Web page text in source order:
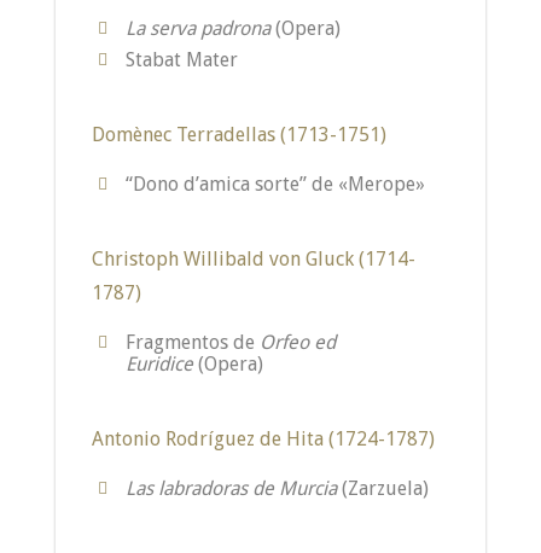
La serva padrona(Opera)
Stabat Mater
Domènec Terradellas (1713-1751)
“Dono d’amica sorte” de «Merope»
Christoph Willibald von Gluck (1714-
1787)
Fragmentos de Orfeo ed
Euridice (Opera)
Antonio Rodríguez de Hita (1724-1787)
Las labradoras de Murcia(Zarzuela)